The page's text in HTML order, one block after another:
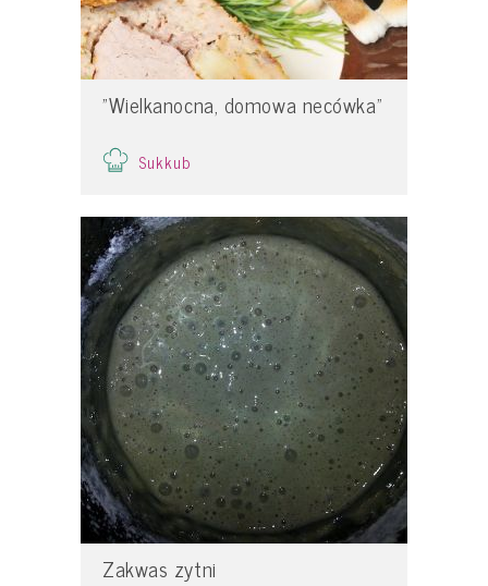
"Wielkanocna, domowa necówka"
Sukkub
Zakwas zytni